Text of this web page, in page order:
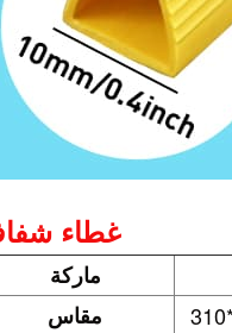
غطاء
ماركة
مقاس